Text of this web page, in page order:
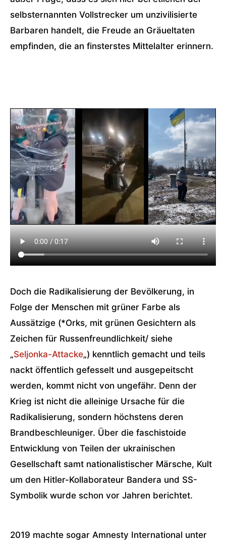
selbsternannten Vollstrecker um unzivilisierte
Barbaren handelt, die Freude an Gräueltaten
empfinden, die an finsterstes Mittelalter erinnern.
Doch die Radikalisierung der Bevölkerung, in
Folge der Menschen mit grüner Farbe als
Aussätzige (*Orks, mit grünen Gesichtern als
Zeichen für Russenfreundlichkeit/ siehe
„Seljonka-Attacke„) kenntlich gemacht und teils
nackt öffentlich gefesselt und ausgepeitscht
werden, kommt nicht von ungefähr. Denn der
Krieg ist nicht die alleinige Ursache für die
Radikalisierung, sondern höchstens deren
Brandbeschleuniger. Über die faschistoide
Entwicklung von Teilen der ukrainischen
Gesellschaft samt nationalistischer Märsche, Kult
um den Hitler-Kollaborateur Bandera und SS-
Symbolik wurde schon vor Jahren berichtet.
2019 machte sogar Amnesty International unter